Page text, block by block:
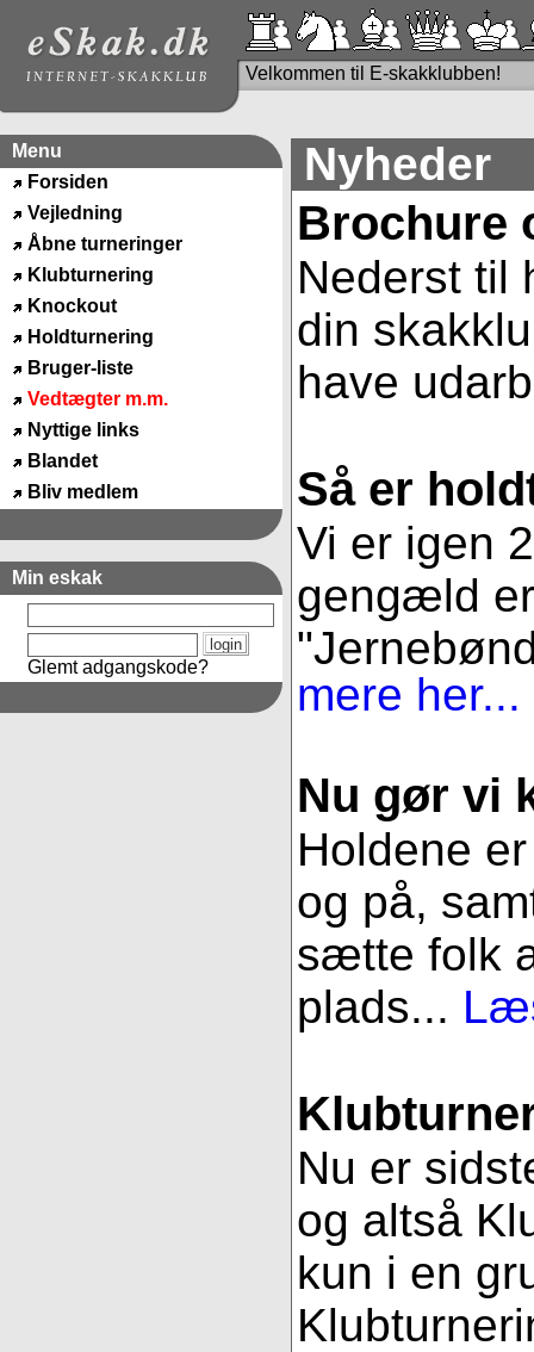
Velkommen til E-skakklubben!
Menu
Forsiden
Vejledning
Åbne turneringer
Klubturnering
Knockout
Holdturnering
Bruger-liste
Vedtægter m.m.
Nyttige links
Blandet
Bliv medlem
Min eskak
Glemt adgangskode?
Nyheder
Brochure
Nederst til
din
have
Så er
Vi er igen
gengæld
mere her...
Nu gør vi
Holdene
og på,
sætte folk
plads...
Nu er
og altså
kun i en